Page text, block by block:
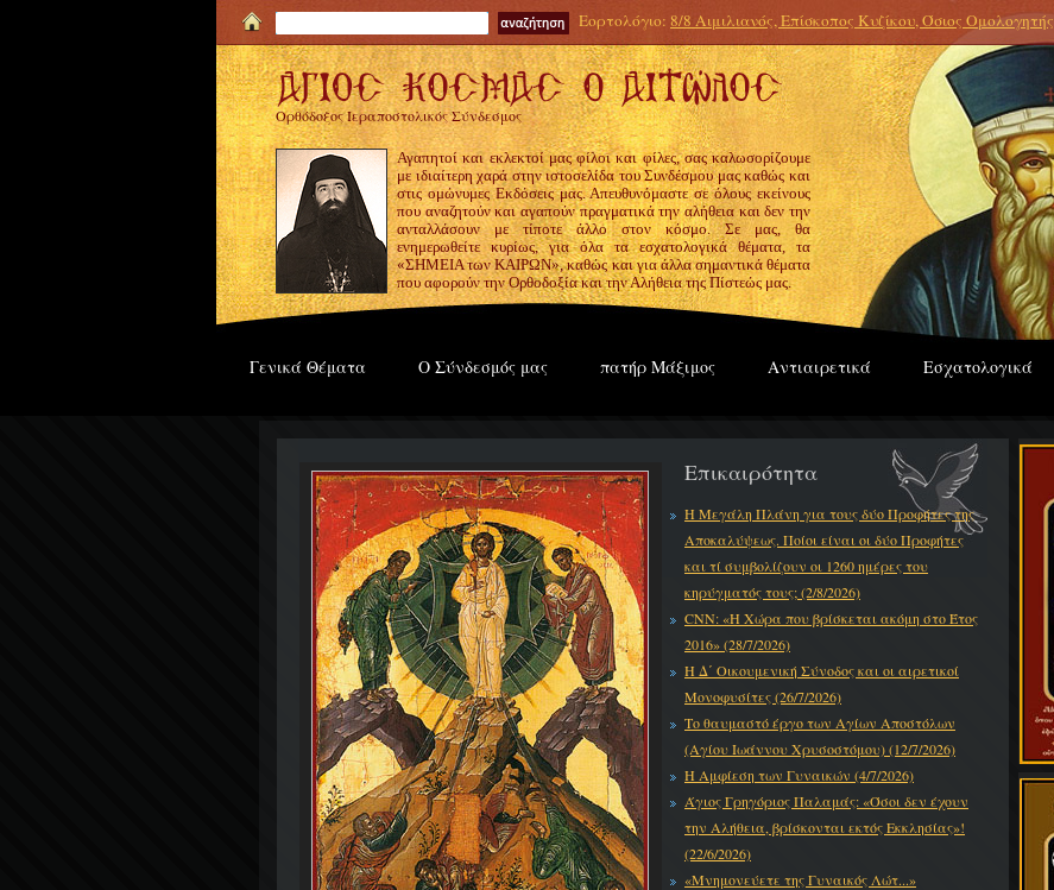
Εορτολόγιο: 8/8 Αιμιλιανός, Επίσκοπος Κυζίκου, Όσιος Ομολογητής
Ορθόδοξος Ιεραποστολικός Σύνδεσμος
Αγαπητοί και εκλεκτοί μας φίλοι και φίλες, σας καλωσορίζουμε
με ιδιαίτερη χαρά στην ιστοσελίδα του Συνδέσμου μας καθώς και
στις ομώνυμες Εκδόσεις μας. Απευθυνόμαστε σε όλους εκείνους
που αναζητούν και αγαπούν πραγματικά την αλήθεια και δεν την
ανταλλάσουν με τίποτε άλλο στον κόσμο. Σε μας, θα
ενημερωθείτε κυρίως, για όλα τα εσχατολογικά θέματα, τα
«ΣΗΜΕΙΑ των ΚΑΙΡΩΝ», καθώς και για άλλα σημαντικά θέματα
που αφορούν την Ορθοδοξία και την Αλήθεια της Πίστεώς μας.
Γενικά Θέματα Ο Σύνδεσμός μας πατήρ Μάξιμος Αντιαιρετικά Εσχατολογικά
Επικαιρότητα
Η Μεγάλη Πλάνη για τους δύο Προφήτες της
Αποκαλύψεως. Ποίοι είναι οι δύο Προφήτες
και τί συμβολίζουν οι 1260 ημέρες του
κηρύγματός τους; (2/8/2026)
CNN: «Η Χώρα που βρίσκεται ακόμη στο Έτος
2016» (28/7/2026)
Η Δ΄ Οικουμενική Σύνοδος και οι αιρετικοί
Μονοφυσίτες (26/7/2026)
Το θαυμαστό έργο των Αγίων Αποστόλων
(Αγίου Ιωάννου Χρυσοστόμου) (12/7/2026)
Η Αμφίεση των Γυναικών (4/7/2026)
Άγιος Γρηγόριος Παλαμάς: «Όσοι δεν έχουν
την Αλήθεια, βρίσκονται εκτός Εκκλησίας»!
(22/6/2026)
«Μνημονεύετε της Γυναικός Λώτ...»